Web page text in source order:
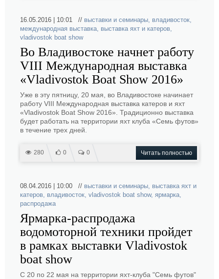
16.05.2016 | 10:01 // выставки и семинары, владивосток,
международная выставка, выставка яхт и катеров,
vladivostok boat show
Во Владивостоке начнет работу
VIII Международная выставка
«Vladivostok Boat Show 2016»
Уже в эту пятницу, 20 мая, во Владивостоке начинает
работу VIII Международная выставка катеров и яхт
«Vladivostok Boat Show 2016». Традиционно выставка
будет работать на территории яхт клуба «Семь футов»
в течение трех дней.
280 0 0 Читать полностью
08.04.2016 | 10:00 // выставки и семинары, выставка яхт и
катеров, владивосток, vladivostok boat show, ярмарка,
распродажа
Ярмарка-распродажа
водомоторной техники пройдет
в рамках выставки Vladivostok
boat show
С 20 по 22 мая на территории яхт-клуба "Семь футов"